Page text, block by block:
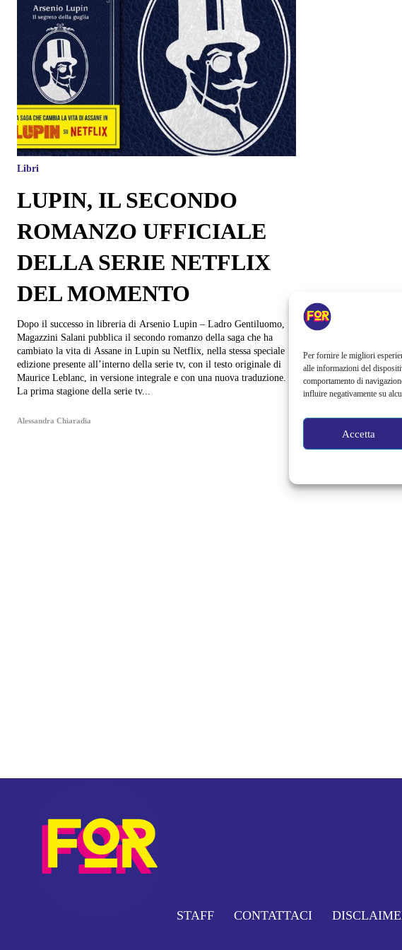
Per fornire le migliori
alle informazioni del
comportamento di
influire negativamente su
Accetta
Libri
LUPIN, IL SECONDO
ROMANZO UFFICIALE
DELLA SERIE NETFLIX
DEL MOMENTO
Dopo il successo in libreria di Arsenio Lupin – Ladro Gentiluomo,
Magazzini Salani pubblica il secondo romanzo della saga che ha
cambiato la vita di Assane in Lupin su Netflix, nella stessa speciale
edizione presente all’interno della serie tv, con il testo originale di
Maurice Leblanc, in versione integrale e con una nuova traduzione.
La prima stagione della serie tv...
Alessandra Chiaradia
STAFF CONTATTACI